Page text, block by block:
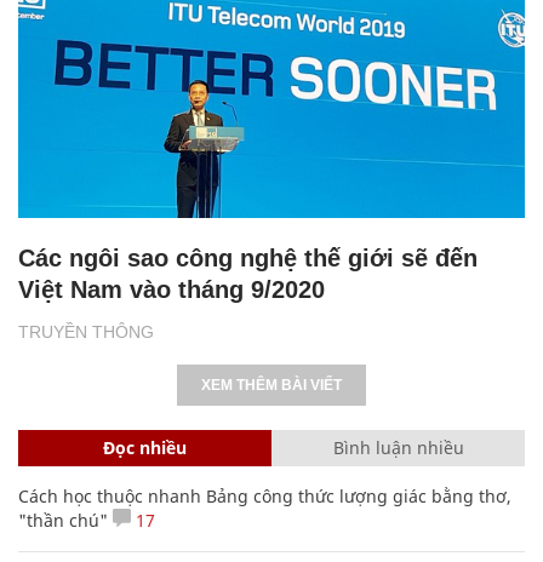
TRUYỀN THÔNG
Các ngôi sao công nghệ thế giới sẽ đến
Việt Nam vào tháng 9/2020
XEM THÊM BÀI VIẾT
Đọc nhiều Bình luận nhiều
Cách học thuộc nhanh Bảng công thức lượng giác bằng thơ,
"thần chú"
17